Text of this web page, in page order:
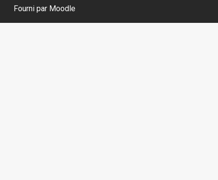
Fourni par Moodle